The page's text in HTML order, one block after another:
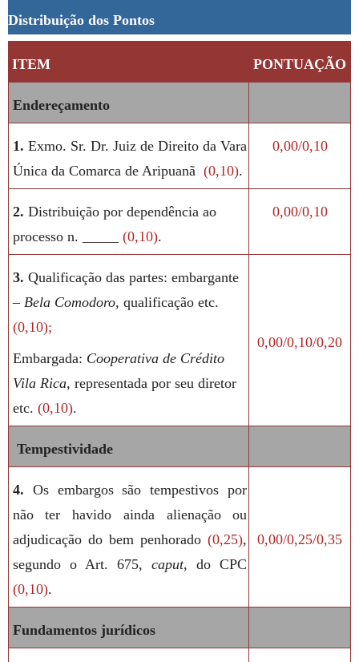
Distribuição dos Pontos
ITEM PONTUAÇÃO
Endereçamento
1. Exmo. Sr. Dr. Juiz de Direito da Vara
Única da Comarca de Aripuanã (0,10).
0,00/0,10
2. Distribuição por dependência ao
processo n. _____
(0,10).
0,00/0,10
3. Qualificação das partes: embargante
– Bela Comodoro, qualificação etc.
(0,10);
Embargada: Cooperativa de Crédito
Vila Rica, representada por seu diretor
etc. (0,10).
0,00/0,10/0,20
Tempestividade
4. Os embargos são tempestivos por
não ter havido ainda alienação ou
adjudicação do bem penhorado(0,25),
segundo o Art. 675,caput, do CPC
(0,10).
0,00/0,25/0,35
Fundamentos jurídicos